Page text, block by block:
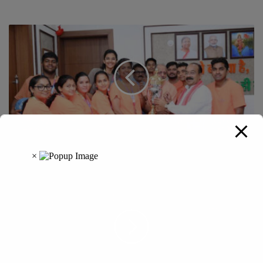
उप मुख्यमंत्री अरुण साव से फेडरेशन कप मिक्स्ड नेटबॉल चैंपियनशिप में
रजत पदक जीतने वाले खिलाड़ियों ने की मुलाकात